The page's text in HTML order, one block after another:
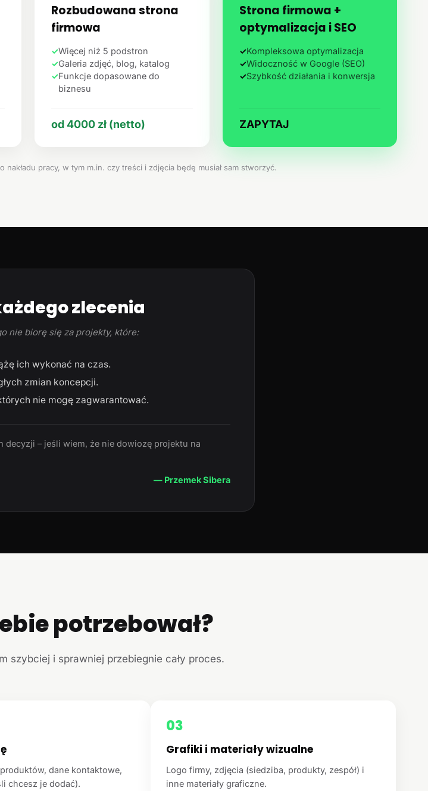
Rozbudowana strona
firmowa
✓Więcej niż 5 podstron
✓Galeria zdjęć, blog, katalog
✓Funkcje dopasowane do
biznesu
od 4000 zł (netto)
Strona firmowa +
optymalizacja i SEO
✓Kompleksowa optymalizacja
✓Widoczność w Google (SEO)
✓Szybkość działania i konwersja
ZAPYTAJ
pracy, w tym m.in. czy treści i zdjęcia będę musiał sam stworzyć.
zlecenia
nie biorę się za projekty, które:
ich wykonać na czas.
zmian koncepcji.
nie mogę zagwarantować.
decyzji – jeśli wiem, że nie dowiozę projektu na
— Przemek Sibera
potrzebował?
szybciej i sprawniej przebiegnie cały proces.
dane kontaktowe,
chcesz je dodać).
03
Grafiki i materiały wizualne
Logo firmy, zdjęcia (siedziba, produkty, zespół) i
inne materiały graficzne.